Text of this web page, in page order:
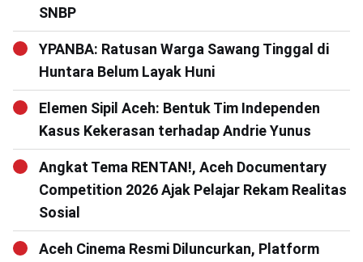
SNBP
YPANBA: Ratusan Warga Sawang Tinggal di
Huntara Belum Layak Huni
Elemen Sipil Aceh: Bentuk Tim Independen
Kasus Kekerasan terhadap Andrie Yunus
Angkat Tema RENTAN!, Aceh Documentary
Competition 2026 Ajak Pelajar Rekam Realitas
Sosial
Aceh Cinema Resmi Diluncurkan, Platform